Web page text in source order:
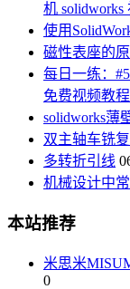
机 solidworks
使用
磁性表座的原
每日一练：
免费视频教程
solidworks薄
双主轴车铣
多转折引线
机械设计中
本站推荐
米思米
0